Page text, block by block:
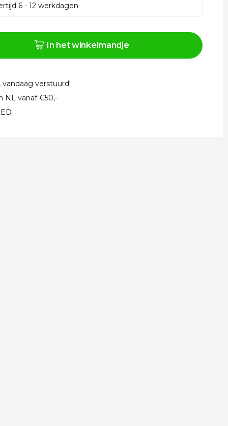
6 - 12 werkdagen
In het winkelmandje
vandaag verstuurd!
NL vanaf €50,-